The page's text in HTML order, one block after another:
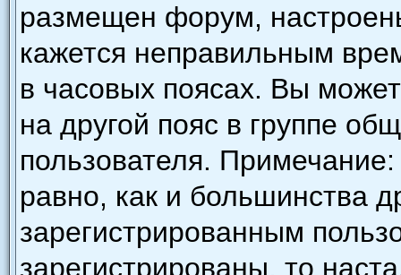
размещен форум,
кажется неправильным
в часовых поясах. Вы
на другой пояс в группе
пользователя.
равно, как и большинства
зарегистрированным
зарегистрированы, то